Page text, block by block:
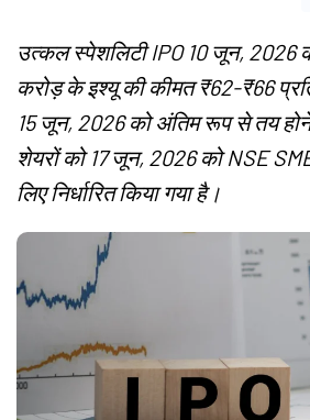
उत्कल स्पेशलिटी IPO 10 जून, 2026
करोड़ के इश्यू की कीमत ₹62-₹66
15 जून, 2026 को अंतिम रूप से तय
शेयरों को 17 जून, 2026 को NSE
लिए निर्धारित किया गया है।